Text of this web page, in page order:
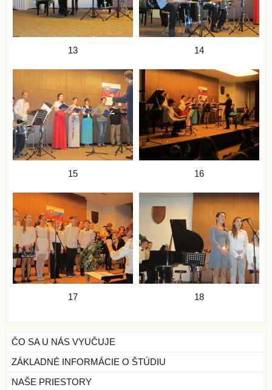
13 14
15 16
17 18
ČO SA U NÁS VYUČUJE
ZÁKLADNÉ INFORMÁCIE O ŠTÚDIU
NAŠE PRIESTORY